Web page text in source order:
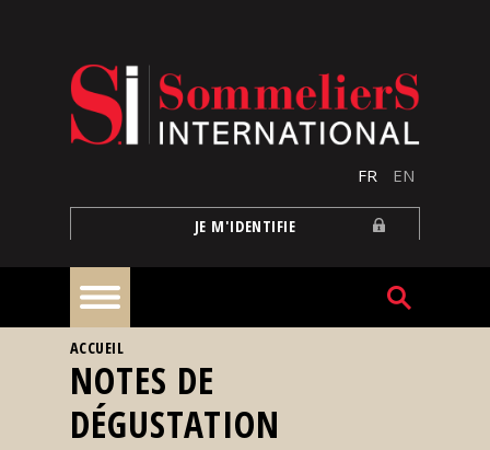
FR EN
JE M'IDENTIFIE
À
la
une
VOUS ÊTES ICI
ACCUEIL
NOTES DE
DÉGUSTATION